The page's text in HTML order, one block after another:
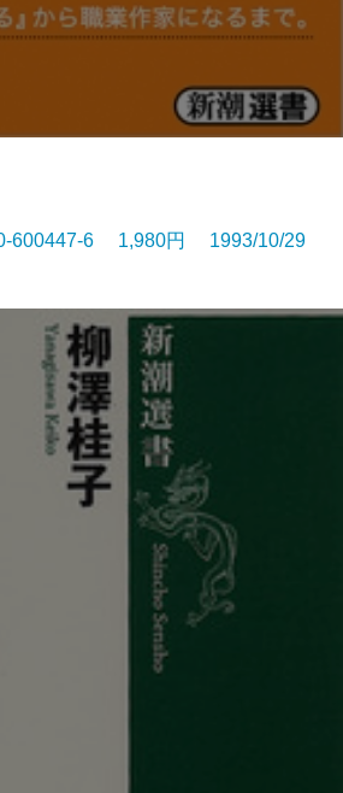
600447-6 1,980円 1993/10/29